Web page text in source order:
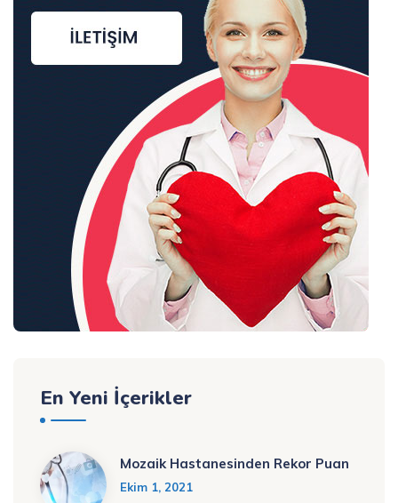
En Yeni İçerikler
Mozaik Hastanesinden Rekor Puan
Ekim 1, 2021